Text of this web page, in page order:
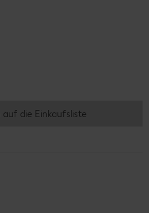
die Einkaufsliste